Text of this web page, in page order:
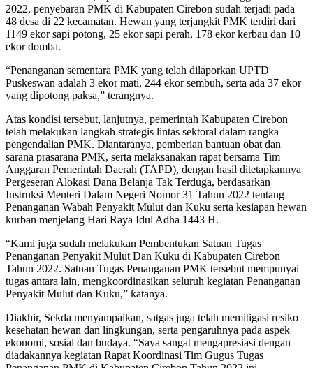
2022, penyebaran PMK di Kabupaten Cirebon sudah terjadi pada
48 desa di 22 kecamatan. Hewan yang terjangkit PMK terdiri dari
1149 ekor sapi potong, 25 ekor sapi perah, 178 ekor kerbau dan 10
ekor domba.
“Penanganan sementara PMK yang telah dilaporkan UPTD
Puskeswan adalah 3 ekor mati, 244 ekor sembuh, serta ada 37 ekor
yang dipotong paksa,” terangnya.
Atas kondisi tersebut, lanjutnya, pemerintah Kabupaten Cirebon
telah melakukan langkah strategis lintas sektoral dalam rangka
pengendalian PMK. Diantaranya, pemberian bantuan obat dan
sarana prasarana PMK, serta melaksanakan rapat bersama Tim
Anggaran Pemerintah Daerah (TAPD), dengan hasil ditetapkannya
Pergeseran Alokasi Dana Belanja Tak Terduga, berdasarkan
Instruksi Menteri Dalam Negeri Nomor 31 Tahun 2022 tentang
Penanganan Wabah Penyakit Mulut dan Kuku serta kesiapan hewan
kurban menjelang Hari Raya Idul Adha 1443 H.
“Kami juga sudah melakukan Pembentukan Satuan Tugas
Penanganan Penyakit Mulut Dan Kuku di Kabupaten Cirebon
Tahun 2022. Satuan Tugas Penanganan PMK tersebut mempunyai
tugas antara lain, mengkoordinasikan seluruh kegiatan Penanganan
Penyakit Mulut dan Kuku,” katanya.
Diakhir, Sekda menyampaikan, satgas juga telah memitigasi resiko
kesehatan hewan dan lingkungan, serta pengaruhnya pada aspek
ekonomi, sosial dan budaya. “Saya sangat mengapresiasi dengan
diadakannya kegiatan Rapat Koordinasi Tim Gugus Tugas